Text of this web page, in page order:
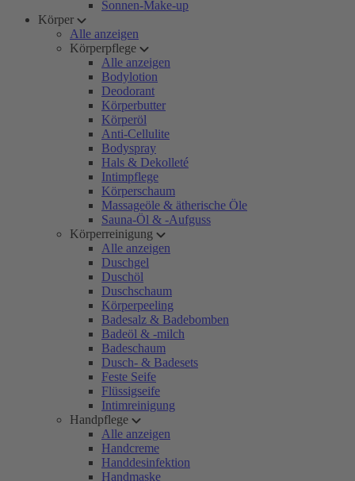
Sonnen-Make-up
Körper
Alle anzeigen
Körperpflege
Alle anzeigen
Bodylotion
Deodorant
Körperbutter
Körperöl
Anti-Cellulite
Bodyspray
Hals & Dekolleté
Intimpflege
Körperschaum
Massageöle & ätherische Öle
Sauna-Öl & -Aufguss
Körperreinigung
Alle anzeigen
Duschgel
Duschöl
Duschschaum
Körperpeeling
Badesalz & Badebomben
Badeöl & -milch
Badeschaum
Dusch- & Badesets
Feste Seife
Flüssigseife
Intimreinigung
Handpflege
Alle anzeigen
Handcreme
Handdesinfektion
Handmaske